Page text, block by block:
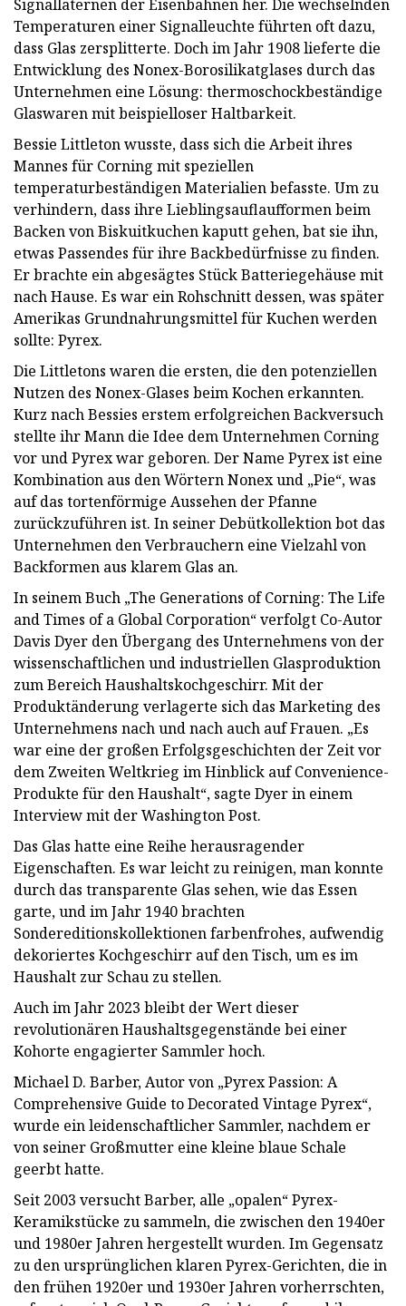
Signallaternen der Eisenbahnen her. Die wechselnden
Temperaturen einer Signalleuchte führten oft dazu,
dass Glas zersplitterte. Doch im Jahr 1908 lieferte die
Entwicklung des Nonex-Borosilikatglases durch das
Unternehmen eine Lösung: thermoschockbeständige
Glaswaren mit beispielloser Haltbarkeit.
Bessie Littleton wusste, dass sich die Arbeit ihres
Mannes für Corning mit speziellen
temperaturbeständigen Materialien befasste. Um zu
verhindern, dass ihre Lieblingsauflaufformen beim
Backen von Biskuitkuchen kaputt gehen, bat sie ihn,
etwas Passendes für ihre Backbedürfnisse zu finden.
Er brachte ein abgesägtes Stück Batteriegehäuse mit
nach Hause. Es war ein Rohschnitt dessen, was später
Amerikas Grundnahrungsmittel für Kuchen werden
sollte: Pyrex.
Die Littletons waren die ersten, die den potenziellen
Nutzen des Nonex-Glases beim Kochen erkannten.
Kurz nach Bessies erstem erfolgreichen Backversuch
stellte ihr Mann die Idee dem Unternehmen Corning
vor und Pyrex war geboren. Der Name Pyrex ist eine
Kombination aus den Wörtern Nonex und „Pie“, was
auf das tortenförmige Aussehen der Pfanne
zurückzuführen ist. In seiner Debütkollektion bot das
Unternehmen den Verbrauchern eine Vielzahl von
Backformen aus klarem Glas an.
In seinem Buch „The Generations of Corning: The Life
and Times of a Global Corporation“ verfolgt Co-Autor
Davis Dyer den Übergang des Unternehmens von der
wissenschaftlichen und industriellen Glasproduktion
zum Bereich Haushaltskochgeschirr. Mit der
Produktänderung verlagerte sich das Marketing des
Unternehmens nach und nach auch auf Frauen. „Es
war eine der großen Erfolgsgeschichten der Zeit vor
dem Zweiten Weltkrieg im Hinblick auf Convenience-
Produkte für den Haushalt“, sagte Dyer in einem
Interview mit der Washington Post.
Das Glas hatte eine Reihe herausragender
Eigenschaften. Es war leicht zu reinigen, man konnte
durch das transparente Glas sehen, wie das Essen
garte, und im Jahr 1940 brachten
Sondereditionskollektionen farbenfrohes, aufwendig
dekoriertes Kochgeschirr auf den Tisch, um es im
Haushalt zur Schau zu stellen.
Auch im Jahr 2023 bleibt der Wert dieser
revolutionären Haushaltsgegenstände bei einer
Kohorte engagierter Sammler hoch.
Michael D. Barber, Autor von „Pyrex Passion: A
Comprehensive Guide to Decorated Vintage Pyrex“,
wurde ein leidenschaftlicher Sammler, nachdem er
von seiner Großmutter eine kleine blaue Schale
geerbt hatte.
Seit 2003 versucht Barber, alle „opalen“ Pyrex-
Keramikstücke zu sammeln, die zwischen den 1940er
und 1980er Jahren hergestellt wurden. Im Gegensatz
zu den ursprünglichen klaren Pyrex-Gerichten, die in
den frühen 1920er und 1930er Jahren vorherrschten,